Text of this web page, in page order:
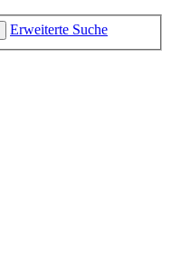
Erweiterte Suche